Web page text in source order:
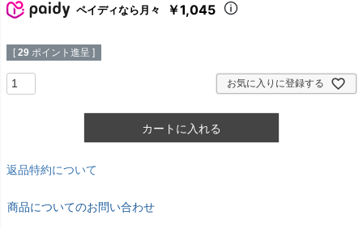
ペイディなら月々 ￥1,045
[ 29 ポイント進呈 ]
お気に入りに登録する
カートに入れる
返品特約について
商品についてのお問い合わせ